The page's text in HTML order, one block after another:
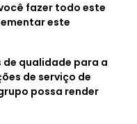
fazer todo este
este
de qualidade para a
de serviço de
possa render